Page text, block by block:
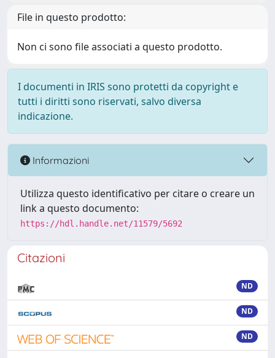
File in questo prodotto:
Non ci sono file associati a questo prodotto.
I documenti in IRIS sono protetti da copyright e
tutti i diritti sono riservati, salvo diversa
indicazione.
Informazioni
Utilizza questo identificativo per citare o creare un
link a questo documento:
https://hdl.handle.net/11579/5692
Citazioni
ND
ND
ND